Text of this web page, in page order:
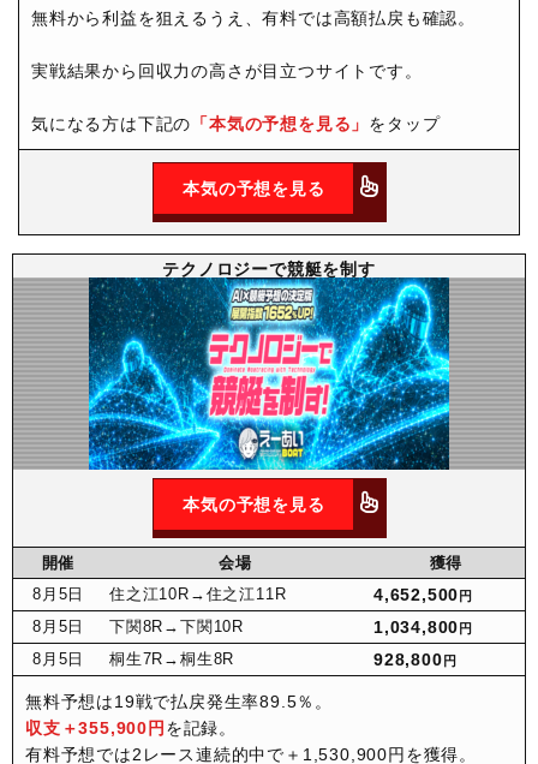
無料から利益を狙えるうえ、有料では高額払戻も確認。
実戦結果から回収力の高さが目立つサイトです。
気になる方は下記の 「本気の予想を見る」 をタップ
本気の予想を見る
テクノロジーで競艇を制す
本気の予想を見る
開催 会場
獲得
8月 5日 住之江10R →住之江11R 4,652,500 円
8月 5日 下関8R →下関10R 1,034,800 円
8月 5日 桐生7R →桐生8R 928,800 円
無料予想は19戦で払戻発生率89.5％。
収支＋355,900円 を記録。
有料予想では2レース連続的中で＋1,530,900円を獲得。